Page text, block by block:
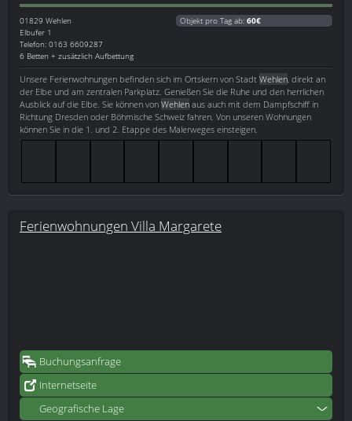
01829 Wehlen
Elbufer 1
Telefon: 0163 6609287
6 Betten + zusätzlich Aufbettung
Objekt pro Tag ab: 60€
Unsere Ferienwohnungen befinden sich im Ortskern von Stadt Wehlen , direkt an
der Elbe und am zentralen Parkplatz. Genießen Sie die Ruhe und den herrlichen
Ausblick auf die Elbe. Sie können von Wehlen aus auch mit dem Dampfschiff in
Richtung Dresden oder Böhmische Schweiz fahren. Von unseren Wohnungen
können Sie in die 1. und 2. Etappe des Malerweges einsteigen.
Ferienwohnungen Villa Margarete
Buchungsanfrage
Internetseite
Geografische Lage